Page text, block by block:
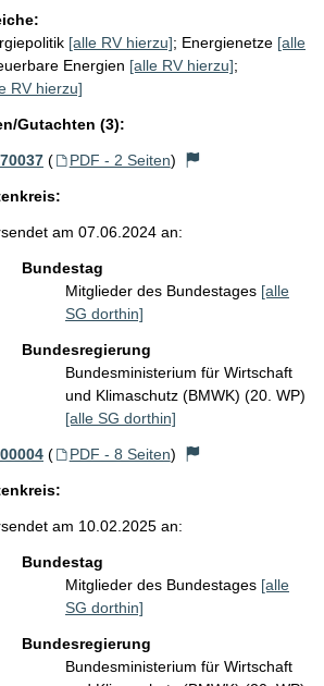
[alle RV hierzu]; Energienetze [alle
Energien [alle RV hierzu];
RV hierzu]
Gutachten (3):
( PDF - 2 Seiten)
am 07.06.2024 an:
Bundestag
Mitglieder des Bundestages [alle
SG dorthin]
Bundesregierung
Bundesministerium für Wirtschaft
und Klimaschutz (BMWK) (20. WP)
[alle SG dorthin]
( PDF - 8 Seiten)
am 10.02.2025 an:
Bundestag
Mitglieder des Bundestages [alle
SG dorthin]
Bundesregierung
Bundesministerium für Wirtschaft